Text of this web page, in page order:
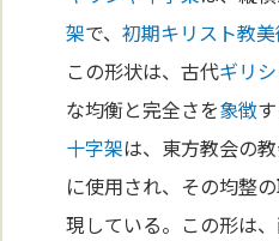
架で、初期キリスト教
この形状は、古代ギリ
な均衡と完全さを象徴
十字架は、東方教会の
に使用され、その均整
現している。この形は